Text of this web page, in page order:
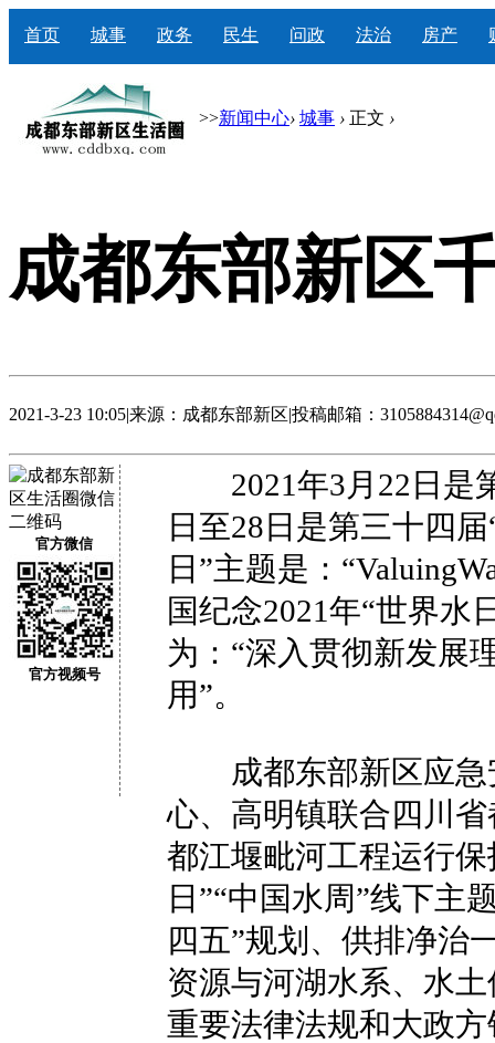
首页 城事 政务 民生 问政 法治 房产
>>新闻中心› 城事 › 正文 ›
成都东部新区
2021-3-23 10:05|来源：成都东部新区|投稿邮箱：
官方微信
官方视频号
2021年3月22日是第
日至28日是第三十四
日”主题是：
国纪念2021年“世界水
为：“深入贯彻新发展
用”。
成都东部新区应急
心、高明镇联合四川
都江堰毗河工程运行
日”“中国水周”线下主
四五”规划、供排净治
资源与河湖水系、水
重要法律法规和大政